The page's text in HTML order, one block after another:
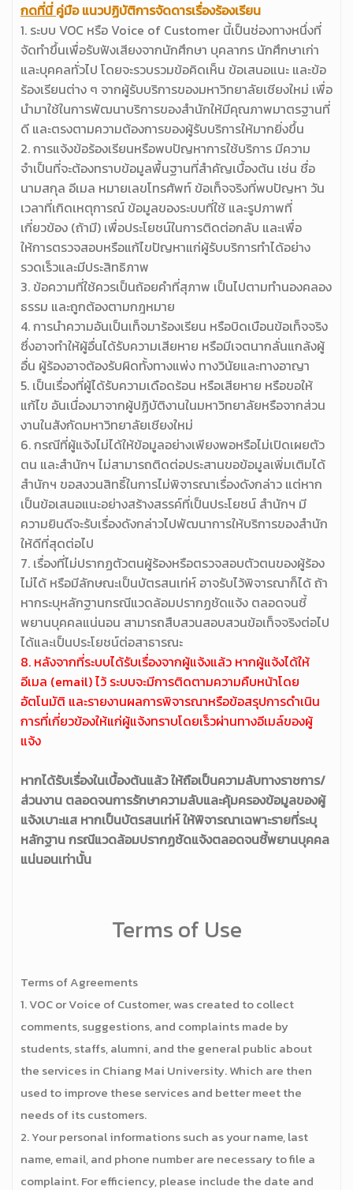
กดที่นี่คู่มือ แนวปฏิบัติการจัดดารเรื่องร้องเรียน
1. ระบบ VOC หรือ Voice of Customer นี้เป็นช่องทางหนึ่งที่
จัดทำขึ้นเพื่อรับฟังเสียงจากนักศึกษา บุคลากร นักศึกษาเก่า
และบุคคลทั่วไป โดยจะรวบรวมข้อคิดเห็น ข้อเสนอแนะ และข้อ
ร้องเรียนต่าง ๆ จากผู้รับบริการของมหาวิทยาลัยเชียงใหม่ เพื่อ
นำมาใช้ในการพัฒนาบริการของสำนักให้มีคุณภาพมาตรฐานที่
ดี และตรงตามความต้องการของผู้รับบริการให้มากยิ่งขึ้น
2. การแจ้งข้อร้องเรียนหรือพบปัญหาการใช้บริการ มีความ
จำเป็นที่จะต้องทราบข้อมูลพื้นฐานที่สำคัญเบื้องต้น เช่น ชื่อ
นามสกุล อีเมล หมายเลขโทรศัพท์ ข้อเท็จจริงที่พบปัญหา วัน
เวลาที่เกิดเหตุการณ์ ข้อมูลของระบบที่ใช้ และรูปภาพที่
เกี่ยวข้อง (ถ้ามี) เพื่อประโยชน์ในการติดต่อกลับ และเพื่อ
ให้การตรวจสอบหรือแก้ไขปัญหาแก่ผู้รับบริการทำได้อย่าง
รวดเร็วและมีประสิทธิภาพ
3. ข้อความที่ใช้ควรเป็นถ้อยคำที่สุภาพ เป็นไปตามทำนองคลอง
ธรรม และถูกต้องตามกฎหมาย
4. การนำความอันเป็นเท็จมาร้องเรียน หรือบิดเบือนข้อเท็จจริง
ซึ่งอาจทำให้ผู้อื่นได้รับความเสียหาย หรือมีเจตนากลั่นแกล้งผู้
อื่น ผู้ร้องอาจต้องรับผิดทั้งทางแพ่ง ทางวินัยและทางอาญา
5. เป็นเรื่องที่ผู้ได้รับความเดือดร้อน หรือเสียหาย หรือขอให้
แก้ไข อันเนื่องมาจากผู้ปฏิบัติงานในมหาวิทยาลัยหรือจากส่วน
งานในสังกัดมหาวิทยาลัยเชียงใหม่
6. กรณีที่ผู้แจ้งไม่ได้ให้ข้อมูลอย่างเพียงพอหรือไม่เปิดเผยตัว
ตน และสำนักฯ ไม่สามารถติดต่อประสานขอข้อมูลเพิ่มเติมได้
สำนักฯ ขอสงวนสิทธิ์ในการไม่พิจารณาเรื่องดังกล่าว แต่หาก
เป็นข้อเสนอแนะอย่างสร้างสรรค์ที่เป็นประโยชน์ สำนักฯ มี
ความยินดีจะรับเรื่องดังกล่าวไปพัฒนาการให้บริการของสำนัก
ให้ดีที่สุดต่อไป
7. เรื่องที่ไม่ปรากฏตัวตนผู้ร้องหรือตรวจสอบตัวตนของผู้ร้อง
ไม่ได้ หรือมีลักษณะเป็นบัตรสนเท่ห์ อาจรับไว้พิจารณาก็ได้ ถ้า
หากระบุหลักฐานกรณีแวดล้อมปรากฏชัดแจ้ง ตลอดจนชี้
พยานบุคคลแน่นอน สามารถสืบสวนสอบสวนข้อเท็จจริงต่อไป
ได้และเป็นประโยชน์ต่อสาธารณะ
8. หลังจากที่ระบบได้รับเรื่องจากผู้แจ้งแล้ว หากผู้แจ้งได้ให้
อีเมล (email) ไว้ ระบบจะมีการติดตามความคืบหน้าโดย
อัตโนมัติ และรายงานผลการพิจารณาหรือข้อสรุปการดำเนิน
การที่เกี่ยวข้องให้แก่ผู้แจ้งทราบโดยเร็วผ่านทางอีเมล์ของผู้
แจ้ง
หากได้รับเรื่องในเบื้องต้นแล้ว ให้ถือเป็นความลับทางราชการ/
ส่วนงาน ตลอดจนการรักษาความลับและคุ้มครองข้อมูลของผู้
แจ้งเบาะแส หากเป็นบัตรสนเท่ห์ ให้พิจารณาเฉพาะรายที่ระบุ
หลักฐาน กรณีแวดล้อมปรากฏชัดแจ้งตลอดจนชี้พยานบุคคล
แน่นอนเท่านั้น
Terms of Use
Terms of Agreements
1. VOC or Voice of Customer, was created to collect
comments, suggestions, and complaints made by
students, staffs, alumni, and the general public about
the services in Chiang Mai University. Which are then
used to improve these services and better meet the
needs of its customers.
2. Your personal informations such as your name, last
name, email, and phone number are necessary to file a
complaint. For efficiency, please include the date and